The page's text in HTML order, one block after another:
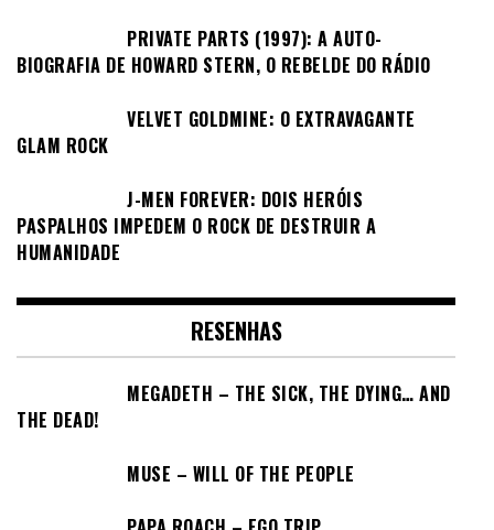
PRIVATE PARTS (1997): A AUTO-
BIOGRAFIA DE HOWARD STERN, O REBELDE DO RÁDIO
VELVET GOLDMINE: O EXTRAVAGANTE
GLAM ROCK
J-MEN FOREVER: DOIS HERÓIS
PASPALHOS IMPEDEM O ROCK DE DESTRUIR A
HUMANIDADE
RESENHAS
MEGADETH – THE SICK, THE DYING… AND
THE DEAD!
MUSE – WILL OF THE PEOPLE